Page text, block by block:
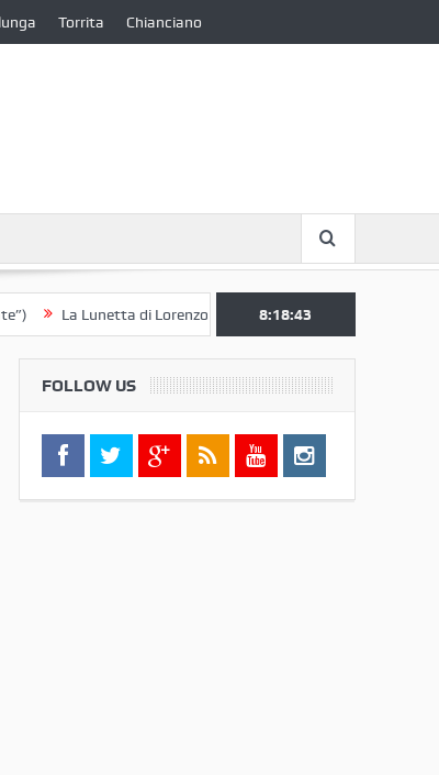
Torrita Chianciano
La Lunetta di Lorenzo Berrettini lascia il Convento di S. Chiara
8:18:44
FOLLOW US